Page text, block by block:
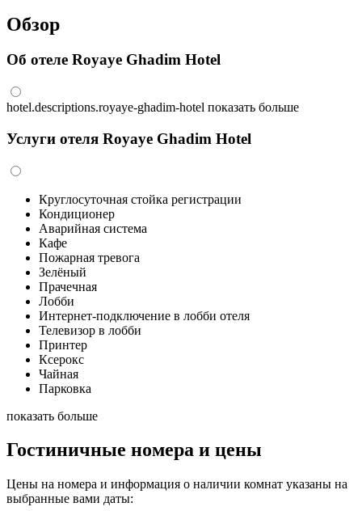
Обзор
Об отеле Royaye Ghadim Hotel
hotel.descriptions.royaye-ghadim-hotel показать больше
Услуги отеля Royaye Ghadim Hotel
Круглосуточная стойка регистрации
Кондиционер
Аварийная система
Кафе
Пожарная тревога
Зелёный
Прачечная
Лобби
Интернет-подключение в лобби отеля
Телевизор в лобби
Принтер
Ксерокс
Чайная
Парковка
показать больше
Гостиничные номера и цены
Цены на номера и информация о наличии комнат указаны на
выбранные вами даты: